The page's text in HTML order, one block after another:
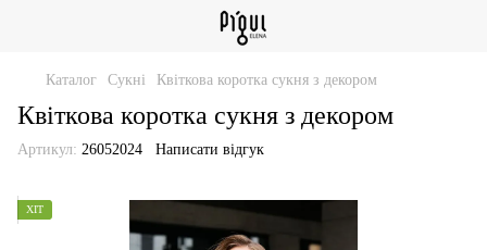
Каталог Сукні Квіткова коротка сукня з декором
Квіткова коротка сукня з декором
Артикул: 26052024 Написати відгук
ХІТ